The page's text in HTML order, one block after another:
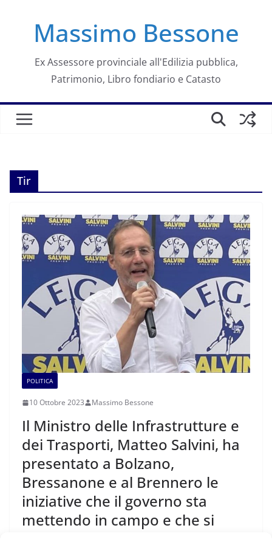
contenutoMassimo Bessone
Ex Assessore provinciale all'Edilizia pubblica,
Patrimonio, Libro fondiario e Catasto
Tir
POLITICA
10 Ottobre 2023 Massimo Bessone
Il Ministro delle Infrastrutture e
dei Trasporti, Matteo Salvini, ha
presentato a Bolzano,
Bressanone e al Brennero le
iniziative che il governo sta
mettendo in campo e che si